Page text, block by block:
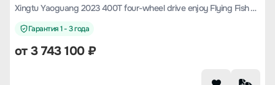
Xingtu Yaoguang 2023 400T four-wheel drive enjoy Flying Fish Version
Гарантия 1 - 3 года
от3 743 100₽